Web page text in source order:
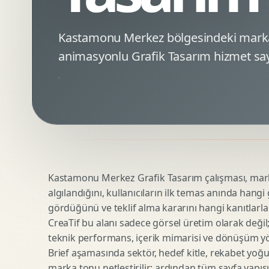
Minimal Logo Tasarimi
Amblem Tasarimi
Logo Revizyonu
Tipografik Logo Tasarimi
Startup Logo Tasarimi
Google Ads Reklam Tasarimi
Kampanya Stratejisi
Performans Reklam Kreatifleri
SEO Denetimi
E Ticaret SEO
Urun Gorsellestirme
3D Reklam Gorseli
Cgi Kampanya Gorseli
Motion 3D
3D Karakter Tasarimi
Kastamonu Merkez bölgesindeki
animasyonlu Grafik Tasarım hizmet
Kastamonu Merkez Grafik Tasarım çalışması,
algılandığını, kullanıcıların ilk temas anında
gördüğünü ve teklif alma kararını hangi
CreaTif bu alanı sadece görsel üretim olarak
teknik performans, içerik mimarisi ve dönüşüm
Brief aşamasında sektör, hedef kitle, rekabet